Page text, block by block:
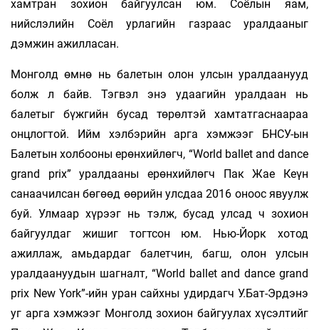
хамтран зохион байгуулсан юм. Соёлын яам,
нийслэлийн Соёл урлагийн газраас уралдааныг
дэмжин ажилласан.
Монголд өмнө нь балетын олон улсын уралдаанууд
болж л байв. Тэгвэл энэ удаагийн уралдаан нь
балетыг бүжгийн бусад төрөлтэй хамтатгаснаараа
онцлогтой. Ийм хэлбэрийн арга хэмжээг БНСУ-ын
Балетын холбооны ерөнхийлөгч, “World ballet and dance
grand prix” уралдааны ерөнхийлөгч Пак Жае Кеүн
санаачилсан бөгөөд өөрийн улсдаа 2016 оноос явуулж
буй. Улмаар хүрээг нь тэлж, бусад улсад ч зохион
байгуулдаг жишиг тогтсон юм. Нью-Йорк хотод
ажиллаж, амьдардаг балетчин, багш, олон улсын
уралдаануудын шагналт, “World ballet and dance grand
prix New York”-ийн уран сайхны удирдагч У.Бат-Эрдэнэ
уг арга хэмжээг Монголд зохион байгуулах хүсэлтийг